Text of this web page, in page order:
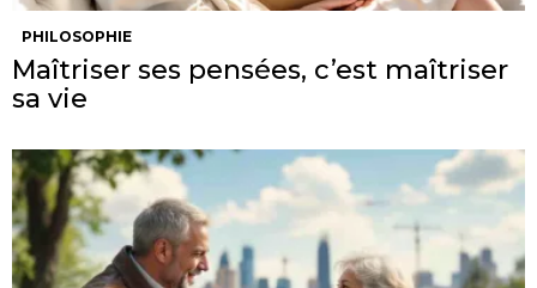
PHILOSOPHIE
Maîtriser ses pensées, c’est maîtriser
sa vie